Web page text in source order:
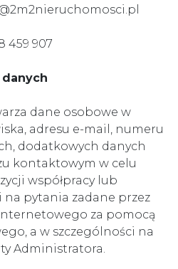
459 907
dane osobowe w
adresu e-mail, numeru
dodatkowych danych
kontaktowym w celu
współpracy lub
pytania zadane przez
za pomocą
a w szczególności na
Administratora.